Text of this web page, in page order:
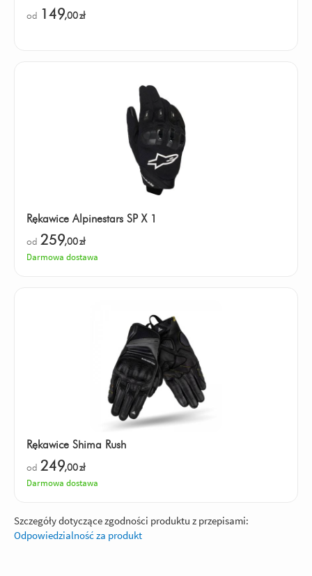
od 149,00zł
Rękawice Alpinestars SP X 1
od 259,00zł
Darmowa dostawa
Rękawice Shima Rush
od 249,00zł
Darmowa dostawa
Szczegóły dotyczące zgodności produktu z przepisami:
Odpowiedzialność za produkt